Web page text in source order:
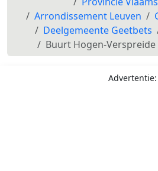
Arrondissement Leuven
Deelgemeente Geetbets
Buurt Hogen-
Advertentie: